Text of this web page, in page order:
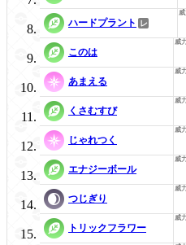
ハードプラント
このは
あまえる
くさむすび
じゃれつく
エナジーボール
つじぎり
トリックフラワー